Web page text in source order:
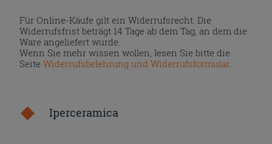
Für Online-Käufe gilt ein Widerrufsrecht. Die
Widerrufsfrist beträgt 14 Tage ab dem Tag, an dem die
Ware angeliefert wurde.
Wenn Sie mehr wissen wollen, lesen Sie bitte die
SeiteWiderrufsbelehrung und Widerrufsformular.
Iperceramica